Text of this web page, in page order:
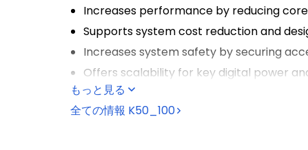
Increases performance by reducing
Supports system cost reduction and
Increases system safety by securing
Offers scalability for key digital power
Shares the comprehensive enablement
もっと見る
全ての情報 K50_100